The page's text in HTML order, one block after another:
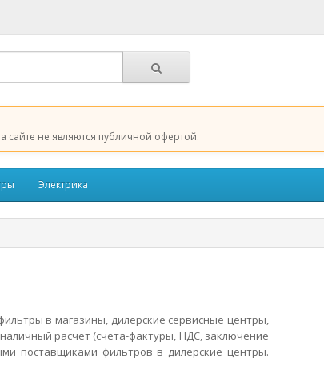
сайте не являются публичной офертой.
Электрика
в магазины, дилерские сервисные центры,
расчет (счета-фактуры, НДС, заключение
поставщиками фильтров в дилерские центры.